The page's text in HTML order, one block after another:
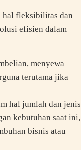
hal fleksibilitas dan
efisien dalam
menyewa
terutama jika
hal jumlah dan jenis
kebutuhan saat ini,
bisnis atau